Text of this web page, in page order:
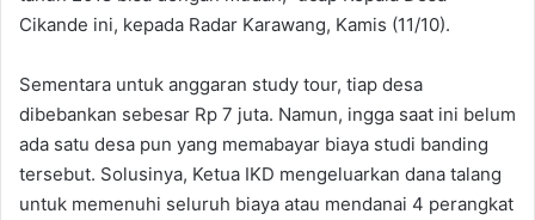
Cikande ini, kepada Radar Karawang, Kamis (11/10).
Sementara untuk anggaran study tour, tiap desa
dibebankan sebesar Rp 7 juta. Namun, ingga saat ini belum
ada satu desa pun yang memabayar biaya studi banding
tersebut. Solusinya, Ketua IKD mengeluarkan dana talang
untuk memenuhi seluruh biaya atau mendanai 4 perangkat